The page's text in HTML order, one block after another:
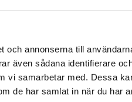
annonserna till
även sådana identifierare
vi samarbetar med. Dessa
de har samlat in när du har
studentlitteratur.se via
erbjuder inte leveranser
ett köp måste
Sverige.Läs mer
till studerande på